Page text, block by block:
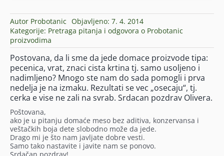
Autor Probotanic Objavljeno: 7. 4. 2014
Kategorije: Pretraga pitanja i odgovora o Probotanic
proizvodima
Postovana, da li sme da jede domace proizvode tipa:
pecenica, vrat, znaci cista krtina tj. samo usoljeno i
nadimljeno? Mnogo ste nam do sada pomogli i prva
nedelja je na izmaku. Rezultati se vec „osecaju“, tj.
cerka e vise ne zali na svrab. Srdacan pozdrav Olivera.
Poštovana,
ako je u pitanju domaće meso bez aditiva, konzervansa i
veštačkih boja dete slobodno može da jede.
Drago mi je što nam javljate dobre vesti.
Samo tako nastavite i javite nam se ponovo.